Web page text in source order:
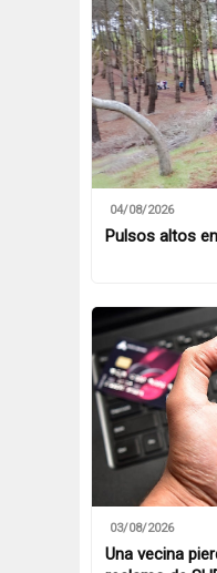
04/08/2026
Pulsos altos
03/08/2026
Una vecina